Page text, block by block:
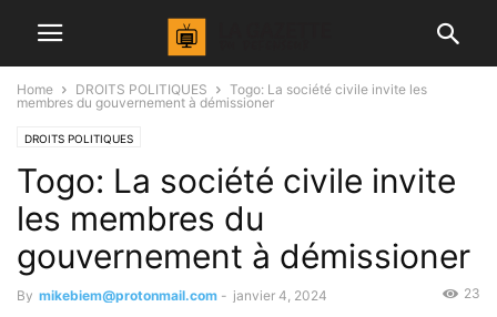
Home DROITS POLITIQUES
Togo: La société civile invite les
membres du gouvernement à démissioner
DROITS POLITIQUES
Togo: La société civile invite
les membres du
gouvernement à démissioner
By mikebiem@protonmail.com - janvier 4, 2024 23